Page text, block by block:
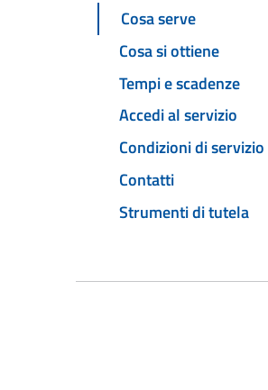
Cosa serve
Cosa si ottiene
Tempi e scadenze
Accedi al servizio
Condizioni di servizio
Contatti
Strumenti di tutela